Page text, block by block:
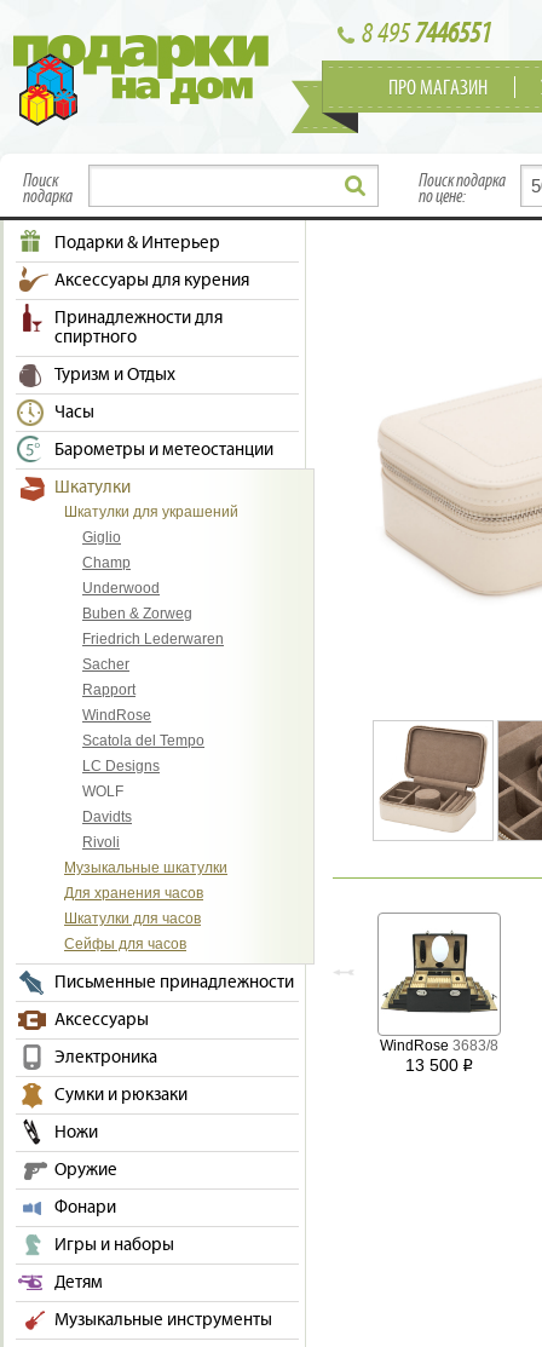
8 4957446551
ПРО МАГАЗИН
Поиск
подарка
Поиск подарка
по цене:
Подарки & Интерьер
Аксессуары для курения
Принадлежности для
спиртного
Туризм и Отдых
Часы
Барометры и метеостанции
Шкатулки
Шкатулки для украшений
Giglio
Champ
Underwood
Buben & Zorweg
Friedrich Lederwaren
Sacher
Rapport
WindRose
Scatola del Tempo
LC Designs
WOLF
Davidts
Rivoli
Музыкальные шкатулки
Для хранения часов
Шкатулки для часов
Сейфы для часов
Письменные принадлежности
Аксессуары
Электроника
Сумки и рюкзаки
Ножи
Оружие
Фонари
Игры и наборы
Детям
Музыкальные инструменты
WindRose 3683/8
13 500 i